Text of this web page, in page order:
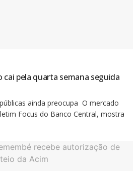
cai pela quarta semana seguida
ainda preocupa O mercado
Focus do Banco Central, mostra